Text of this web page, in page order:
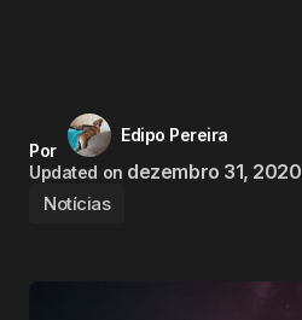
Por
Edipo Pereira
Updated on dezembro 31, 2020
Notícias